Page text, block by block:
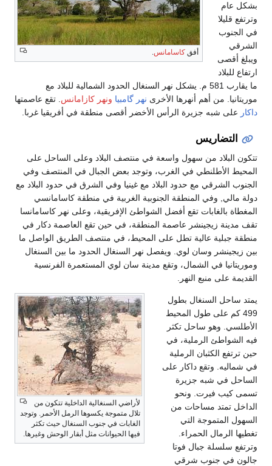
أفق كاسامانس.
بشكل عام
وترتفع قليلا
في الجنوب
الشرقي
ويبلغ أقصى
ارتفاع للبلاد
ما يقارب 581 م. يشكل نهر السنغال الحدود الشمالية للبلاد مع
موريتانيا. من أهم أنهرها الأخرى نهر گامبيا ونهر كازامانس. تقع عاصمتها
داكار على شبه جزيرة الرأس الأخضر أقصى منطقة في أفريقيا غربا.
التضاريس
تتكون البلاد من سهول واسعة في منتصف البلاد وعلى الساحل على
المحيط الأطلنطي في الغرب، وتوجد بعض الجبال في المنتصف وفي
الجنوب الشرقي مع حدود البلاد مع غينيا وفي الشرق في حدود البلاد مع
دولة مالي, وفي المنطقة الجنوبية الغربية في منطقة كاسامانسي
المغطاة بالغابات تقع أفضل الشواطئ الإفريقية، وعلى نهر كاسامانسا
تقف مدينة زيجينشر عاصمة المنطقة، في حين تقع العاصمة دكار في
منطقة جبلية عالية تطل على المحيط، في منتصف الطريق الواصل ما
بين زيجينشر وسان لوي. ويفصل نهر السنغال الحدود ما بين السنغال
وموريتانيا في الشمال، وتقع مدينة سان لوي المستعمرة الفرنسية
القديمة على منبع النهر.
لأراضي السنغالية الداخلية تتكون من
تلال متموجة يكسوها الرمل الأحمر. وتوجد
الغابات في جنوب السنغال حيث تكثر
فيها الحيوانات مثل أبقار الوحش وغيرها.
يمتد ساحل السنغال بطول
499 كم على طول المحيط
الأطلسي. وهو ساحل تكثر
فيه الشواطئ الرملية، في
حين ترتفع الكثبان الرملية
في شماليه. وتقع داكار على
الساحل في شبه جزيرة
تسمى كيب فيرت. ونحو
الداخل تمتد مساحات من
السهول المتموجة التي
تغطيها الرمال الحمراء.
وترتفع سلسلة جبال فوتا
جالون في جنوب شرقي